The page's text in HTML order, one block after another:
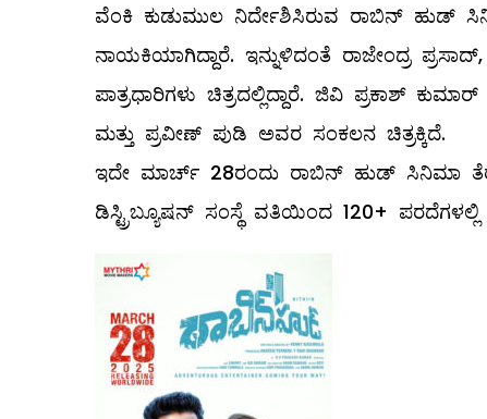
ವೆಂಕಿ ಕುಡುಮುಲ ನಿರ್ದೇಶಿಸಿರುವ ರಾಬಿನ್‌ ಹುಡ್‌
ನಾಯಕಿಯಾಗಿದ್ದಾರೆ. ಇನ್ನುಳಿದಂತೆ ರಾಜೇಂದ್ರ
ಪಾತ್ರಧಾರಿಗಳು ಚಿತ್ರದಲ್ಲಿದ್ದಾರೆ. ಜಿವಿ ಪ್ರಕಾಶ್
ಮತ್ತು ಪ್ರವೀಣ್ ಪುಡಿ ಅವರ ಸಂಕಲನ ಚಿತ್ರಕ್ಕಿದೆ.
ಇದೇ ಮಾರ್ಚ್‌ 28ರಂದು ರಾಬಿನ್‌ ಹುಡ್‌ ಸಿನಿಮಾ
ಡಿಸ್ಟ್ರಿಬ್ಯೂಷನ್ ಸಂಸ್ಥೆ ವತಿಯಿಂದ 120+